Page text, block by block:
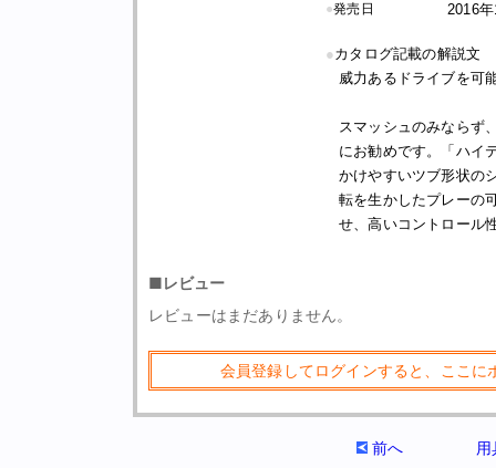
●発売日 2016
●カタログ記載の解説文
威力あるドライブを可
スマッシュのみならず
にお勧めです。「ハイ
かけやすいツブ形状の
転を生かしたプレーの
せ、高いコントロール
■レビュー
レビューはまだありません。
会員登録してログインすると、ここ
前へ